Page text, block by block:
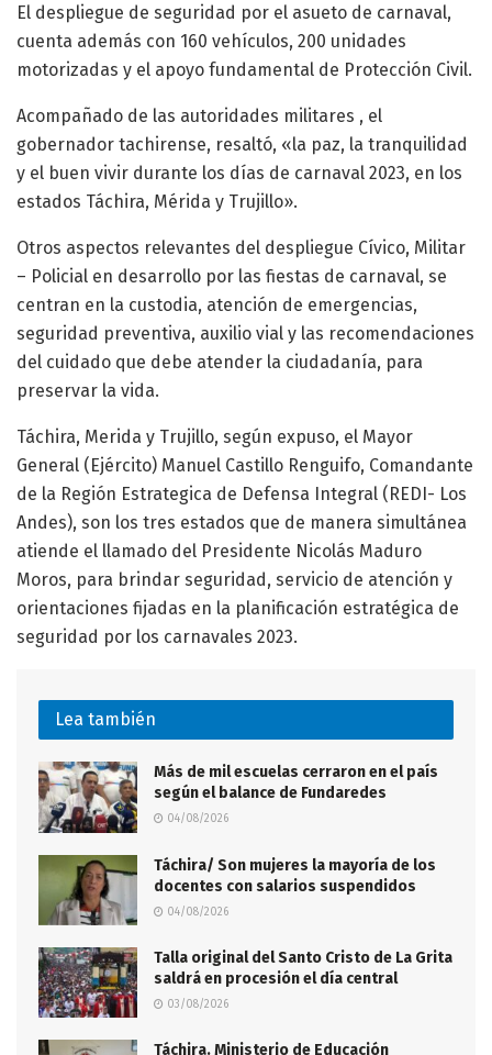
El despliegue de seguridad por el asueto de carnaval,
cuenta además con 160 vehículos, 200 unidades
motorizadas y el apoyo fundamental de Protección Civil.
Acompañado de las autoridades militares , el
gobernador tachirense, resaltó, «la paz, la tranquilidad
y el buen vivir durante los días de carnaval 2023, en los
estados Táchira, Mérida y Trujillo».
Otros aspectos relevantes del despliegue Cívico, Militar
– Policial en desarrollo por las fiestas de carnaval, se
centran en la custodia, atención de emergencias,
seguridad preventiva, auxilio vial y las recomendaciones
del cuidado que debe atender la ciudadanía, para
preservar la vida.
Táchira, Merida y Trujillo, según expuso, el Mayor
General (Ejército) Manuel Castillo Renguifo, Comandante
de la Región Estrategica de Defensa Integral (REDI- Los
Andes), son los tres estados que de manera simultánea
atiende el llamado del Presidente Nicolás Maduro
Moros, para brindar seguridad, servicio de atención y
orientaciones fijadas en la planificación estratégica de
seguridad por los carnavales 2023.
Lea también
Más de mil escuelas cerraron en el país
según el balance de Fundaredes
04/08/2026
Táchira/ Son mujeres la mayoría de los
docentes con salarios suspendidos
04/08/2026
Talla original del Santo Cristo de La Grita
saldrá en procesión el día central
03/08/2026
Táchira. Ministerio de Educación